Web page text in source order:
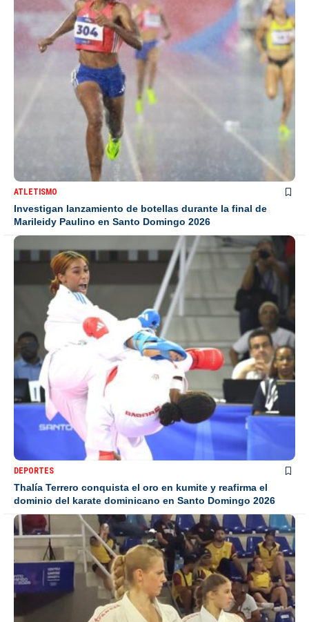
ATLETISMO
Investigan lanzamiento de botellas durante la final de
Marileidy Paulino en Santo Domingo 2026
DEPORTES
Thalía Terrero conquista el oro en kumite y reafirma el
dominio del karate dominicano en Santo Domingo 2026